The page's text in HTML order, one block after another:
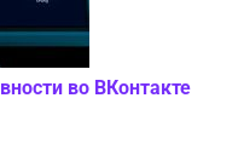
во ВКонтакте